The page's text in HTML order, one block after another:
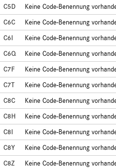
C5D
Keine Code-Benennung
C6C
Keine Code-Benennung
C6I
Keine Code-Benennung
C6Q
Keine Code-Benennung
C7F
Keine Code-Benennung
C7T
Keine Code-Benennung
C8C
Keine Code-Benennung
C8H
Keine Code-Benennung
C8I
Keine Code-Benennung
C8Y
Keine Code-Benennung
C8Z
Keine Code-Benennung